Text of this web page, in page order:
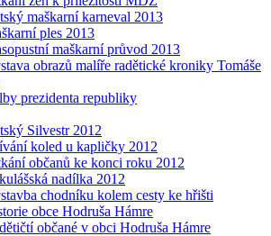
maškarní karneval 2013
ples 2013
maškarní průvod 2013
obrazů malíře radětické kroniky Tomáše
prezidenta republiky
Silvestr 2012
koled u kapličky 2012
občanů ke konci roku 2012
nadílka 2012
chodníku kolem cesty ke hřišti
obce Hodruša Hámre
občané v obci Hodruša Hámre